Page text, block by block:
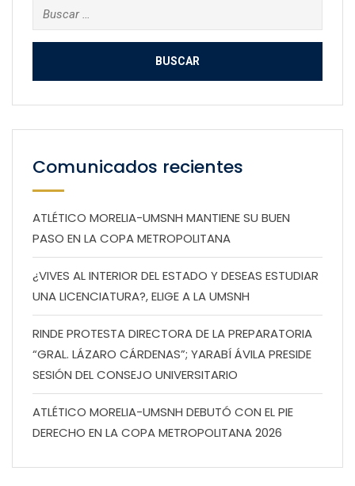
Buscar:
Comunicados recientes
ATLÉTICO MORELIA-UMSNH MANTIENE SU BUEN
PASO EN LA COPA METROPOLITANA
¿VIVES AL INTERIOR DEL ESTADO Y DESEAS ESTUDIAR
UNA LICENCIATURA?, ELIGE A LA UMSNH
RINDE PROTESTA DIRECTORA DE LA PREPARATORIA
“GRAL. LÁZARO CÁRDENAS”; YARABÍ ÁVILA PRESIDE
SESIÓN DEL CONSEJO UNIVERSITARIO
ATLÉTICO MORELIA-UMSNH DEBUTÓ CON EL PIE
DERECHO EN LA COPA METROPOLITANA 2026